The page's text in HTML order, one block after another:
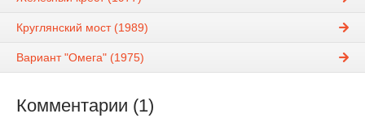
Круглянский мост (1989)
Вариант "Омега" (1975)
Комментарии (1)